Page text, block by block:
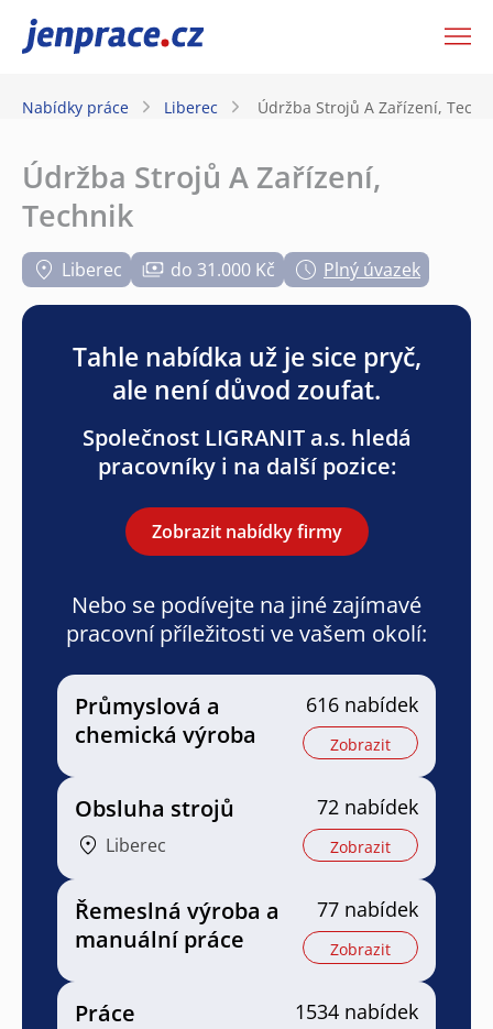
JenPráce.cz
Nabídky práce Liberec Údržba Strojů A Zařízení,
Údržba Strojů A Zařízení,
Technik
Liberec do 31.000 Kč Plný úvazek
Tahle nabídka už je sice pryč,
ale není důvod zoufat.
Společnost LIGRANIT a.s. hledá
pracovníky i na další pozice:
Zobrazit nabídky firmy
Nebo se podívejte na jiné zajímavé
pracovní příležitosti ve vašem okolí:
Průmyslová a
chemická výroba
616 nabídek
Zobrazit
Obsluha strojů
Liberec
72 nabídek
Zobrazit
Řemeslná výroba a
manuální práce
77 nabídek
Zobrazit
Práce 1534 nabídek